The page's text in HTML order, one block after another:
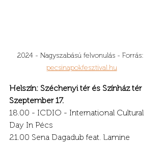
2024 - Nagyszabású felvonulás - Forrás:
pecsinapokfesztival.hu
Helszín: Széchenyi tér és Színház tér
Szeptember 17.
18.00 - ICDIO - International Cultural
Day In Pécs
21.00 Sena Dagadub feat. Lamine